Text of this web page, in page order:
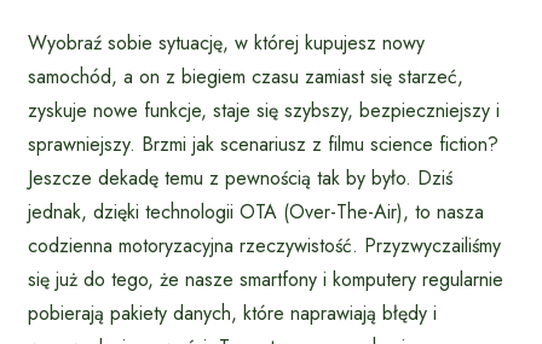
Wyobraź sobie sytuację, w której kupujesz nowy
samochód, a on z biegiem czasu zamiast się starzeć,
zyskuje nowe funkcje, staje się szybszy, bezpieczniejszy i
sprawniejszy. Brzmi jak scenariusz z filmu science fiction?
Jeszcze dekadę temu z pewnością tak by było. Dziś
jednak, dzięki technologii OTA (Over-The-Air), to nasza
codzienna motoryzacyjna rzeczywistość. Przyzwyczailiśmy
się już do tego, że nasze smartfony i komputery regularnie
pobierają pakiety danych, które naprawiają błędy i